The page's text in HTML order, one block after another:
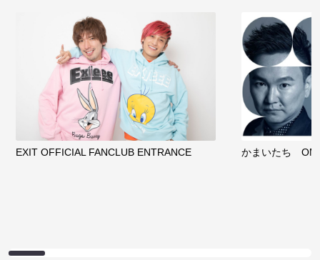
EXIT OFFICIAL FANCLUB ENTRANCE かまいたち